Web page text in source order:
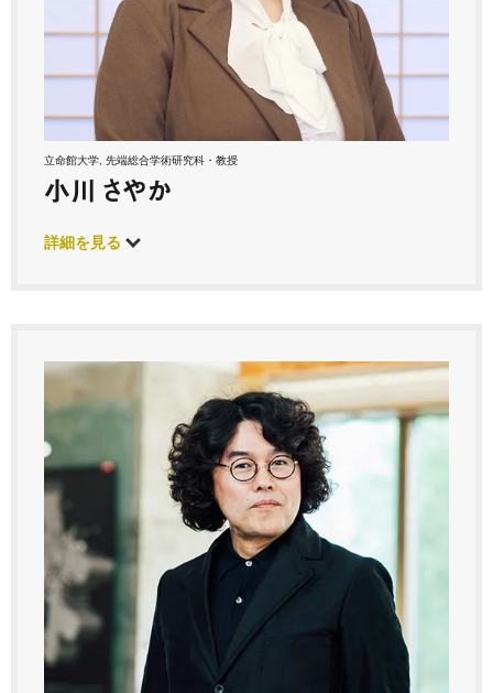
立命館大学, 先端総合学術研究科・教授
小川 さやか
詳細を見る